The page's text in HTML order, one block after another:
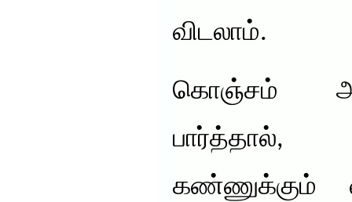
விடலாம்.
கொஞ்சம்
பார்த்தால்,
கண்ணுக்கும்